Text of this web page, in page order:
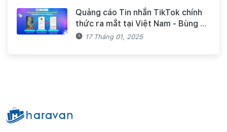
Quảng cáo Tin nhắn TikTok chính
thức ra mắt tại Việt Nam - Bùng nổ
doanh số mùa Tết cùng TikTok và
17 Tháng 01, 2025